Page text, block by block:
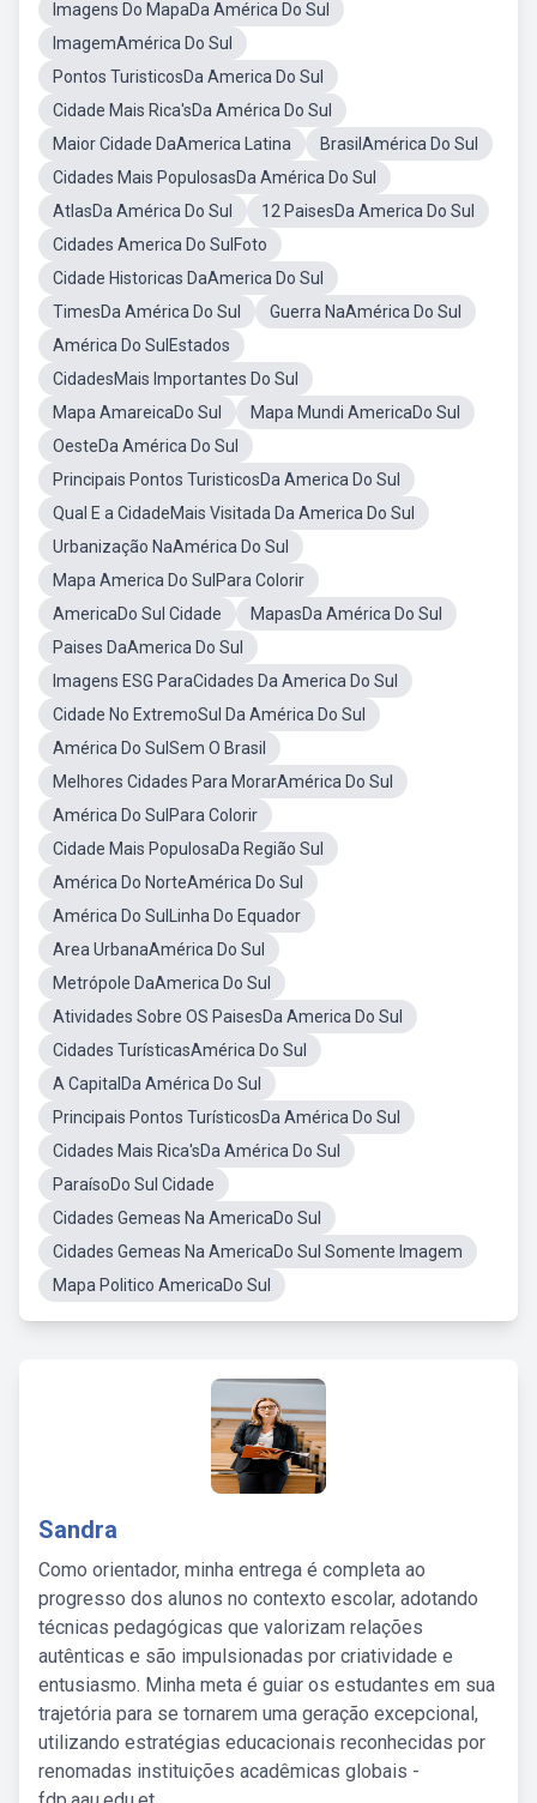
Imagens Do MapaDa América Do Sul
ImagemAmérica Do Sul
Pontos TuristicosDa America Do Sul
Cidade Mais Rica'sDa América Do Sul
Maior Cidade DaAmerica Latina
BrasilAmérica Do Sul
Cidades Mais PopulosasDa América Do Sul
AtlasDa América Do Sul
12 PaisesDa America Do Sul
Cidades America Do SulFoto
Cidade Historicas DaAmerica Do Sul
TimesDa América Do Sul
Guerra NaAmérica Do Sul
América Do SulEstados
CidadesMais Importantes Do Sul
Mapa AmareicaDo Sul
Mapa Mundi AmericaDo Sul
OesteDa América Do Sul
Principais Pontos TuristicosDa America Do Sul
Qual E a CidadeMais Visitada Da America Do Sul
Urbanização NaAmérica Do Sul
Mapa America Do SulPara Colorir
AmericaDo Sul Cidade
MapasDa América Do Sul
Paises DaAmerica Do Sul
Imagens ESG ParaCidades Da America Do Sul
Cidade No ExtremoSul Da América Do Sul
América Do SulSem O Brasil
Melhores Cidades Para MorarAmérica Do Sul
América Do SulPara Colorir
Cidade Mais PopulosaDa Região Sul
América Do NorteAmérica Do Sul
América Do SulLinha Do Equador
Area UrbanaAmérica Do Sul
Metrópole DaAmerica Do Sul
Atividades Sobre OS PaisesDa America Do Sul
Cidades TurísticasAmérica Do Sul
A CapitalDa América Do Sul
Principais Pontos TurísticosDa América Do Sul
Cidades Mais Rica'sDa América Do Sul
ParaísoDo Sul Cidade
Cidades Gemeas Na AmericaDo Sul
Cidades Gemeas Na AmericaDo Sul Somente Imagem
Mapa Politico AmericaDo Sul
Sandra
Como orientador, minha entrega é completa ao
progresso dos alunos no contexto escolar, adotando
técnicas pedagógicas que valorizam relações
autênticas e são impulsionadas por criatividade e
entusiasmo. Minha meta é guiar os estudantes em sua
trajetória para se tornarem uma geração excepcional,
utilizando estratégias educacionais reconhecidas por
renomadas instituições acadêmicas globais -